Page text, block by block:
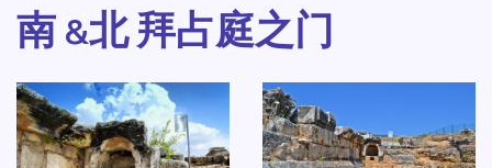
南 &北 拜占庭之门